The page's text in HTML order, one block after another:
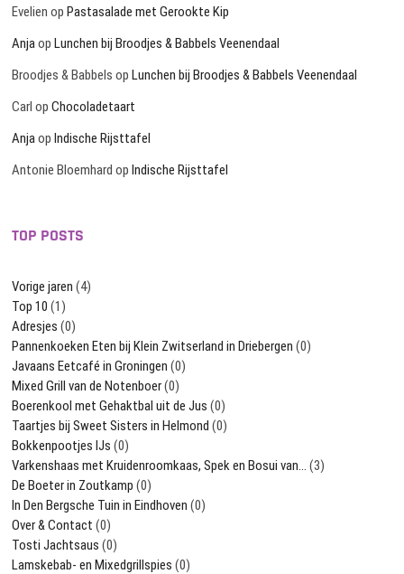
Evelien opPastasalade met Gerookte Kip
AnjaopLunchen bij Broodjes & Babbels Veenendaal
Broodjes & Babbels opLunchen bij Broodjes & Babbels Veenendaal
Carl opChocoladetaart
AnjaopIndische Rijsttafel
Antonie Bloemhard opIndische Rijsttafel
TOP POSTS
Vorige jaren (4)
Top 10 (1)
Adresjes (0)
Pannenkoeken Eten bij Klein Zwitserland in Driebergen (0)
Javaans Eetcafé in Groningen (0)
Mixed Grill van de Notenboer(0)
Boerenkool met Gehaktbal uit de Jus (0)
Taartjes bij Sweet Sisters in Helmond (0)
Bokkenpootjes IJs (0)
Varkenshaas met Kruidenroomkaas, Spek en Bosui van… (3)
De Boeter in Zoutkamp (0)
In Den Bergsche Tuin in Eindhoven (0)
Over & Contact (0)
Tosti Jachtsaus (0)
Lamskebab- en Mixedgrillspies (0)